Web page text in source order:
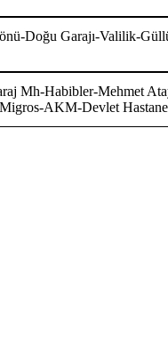
Doğu Garajı-Valilik-
Mh-Habibler-Mehmet
AKM-Devlet